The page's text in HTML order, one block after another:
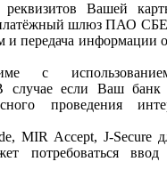
Вашей
шлюз ПАО
передача информации
с
если Ваш банк
проведения
MIR Accept, J-Secure
потребоваться ввод